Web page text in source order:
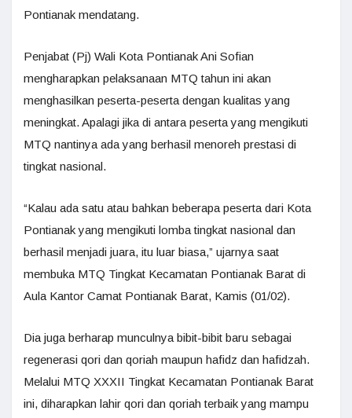
Pontianak mendatang.
Penjabat (Pj) Wali Kota Pontianak Ani Sofian
mengharapkan pelaksanaan MTQ tahun ini akan
menghasilkan peserta-peserta dengan kualitas yang
meningkat. Apalagi jika di antara peserta yang mengikuti
MTQ nantinya ada yang berhasil menoreh prestasi di
tingkat nasional.
“Kalau ada satu atau bahkan beberapa peserta dari Kota
Pontianak yang mengikuti lomba tingkat nasional dan
berhasil menjadi juara, itu luar biasa,” ujarnya saat
membuka MTQ Tingkat Kecamatan Pontianak Barat di
Aula Kantor Camat Pontianak Barat, Kamis (01/02).
Dia juga berharap munculnya bibit-bibit baru sebagai
regenerasi qori dan qoriah maupun hafidz dan hafidzah.
Melalui MTQ XXXII Tingkat Kecamatan Pontianak Barat
ini, diharapkan lahir qori dan qoriah terbaik yang mampu